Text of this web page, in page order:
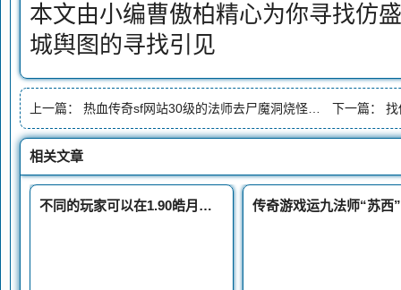
本文由小编曹傲柏精心为你寻找仿
城舆图的寻找引见
上一篇： 热血传奇sf网站30级的法师去尸魔洞烧怪效力怎样样 下一篇： 找
相关文章
不同的玩家可以在1.90皓月里面热血传奇合击私服有着不同的选择